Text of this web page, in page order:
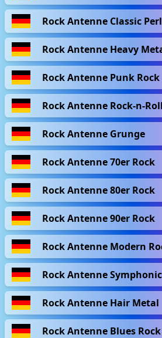
Rock Antenne Classic
Rock Antenne Heavy
Rock Antenne Punk Rock
Rock Antenne Rock-n-Roll
Rock Antenne Grunge
Rock Antenne 70er Rock
Rock Antenne 80er Rock
Rock Antenne 90er Rock
Rock Antenne Modern
Rock Antenne
Rock Antenne Hair Metal
Rock Antenne Blues Rock